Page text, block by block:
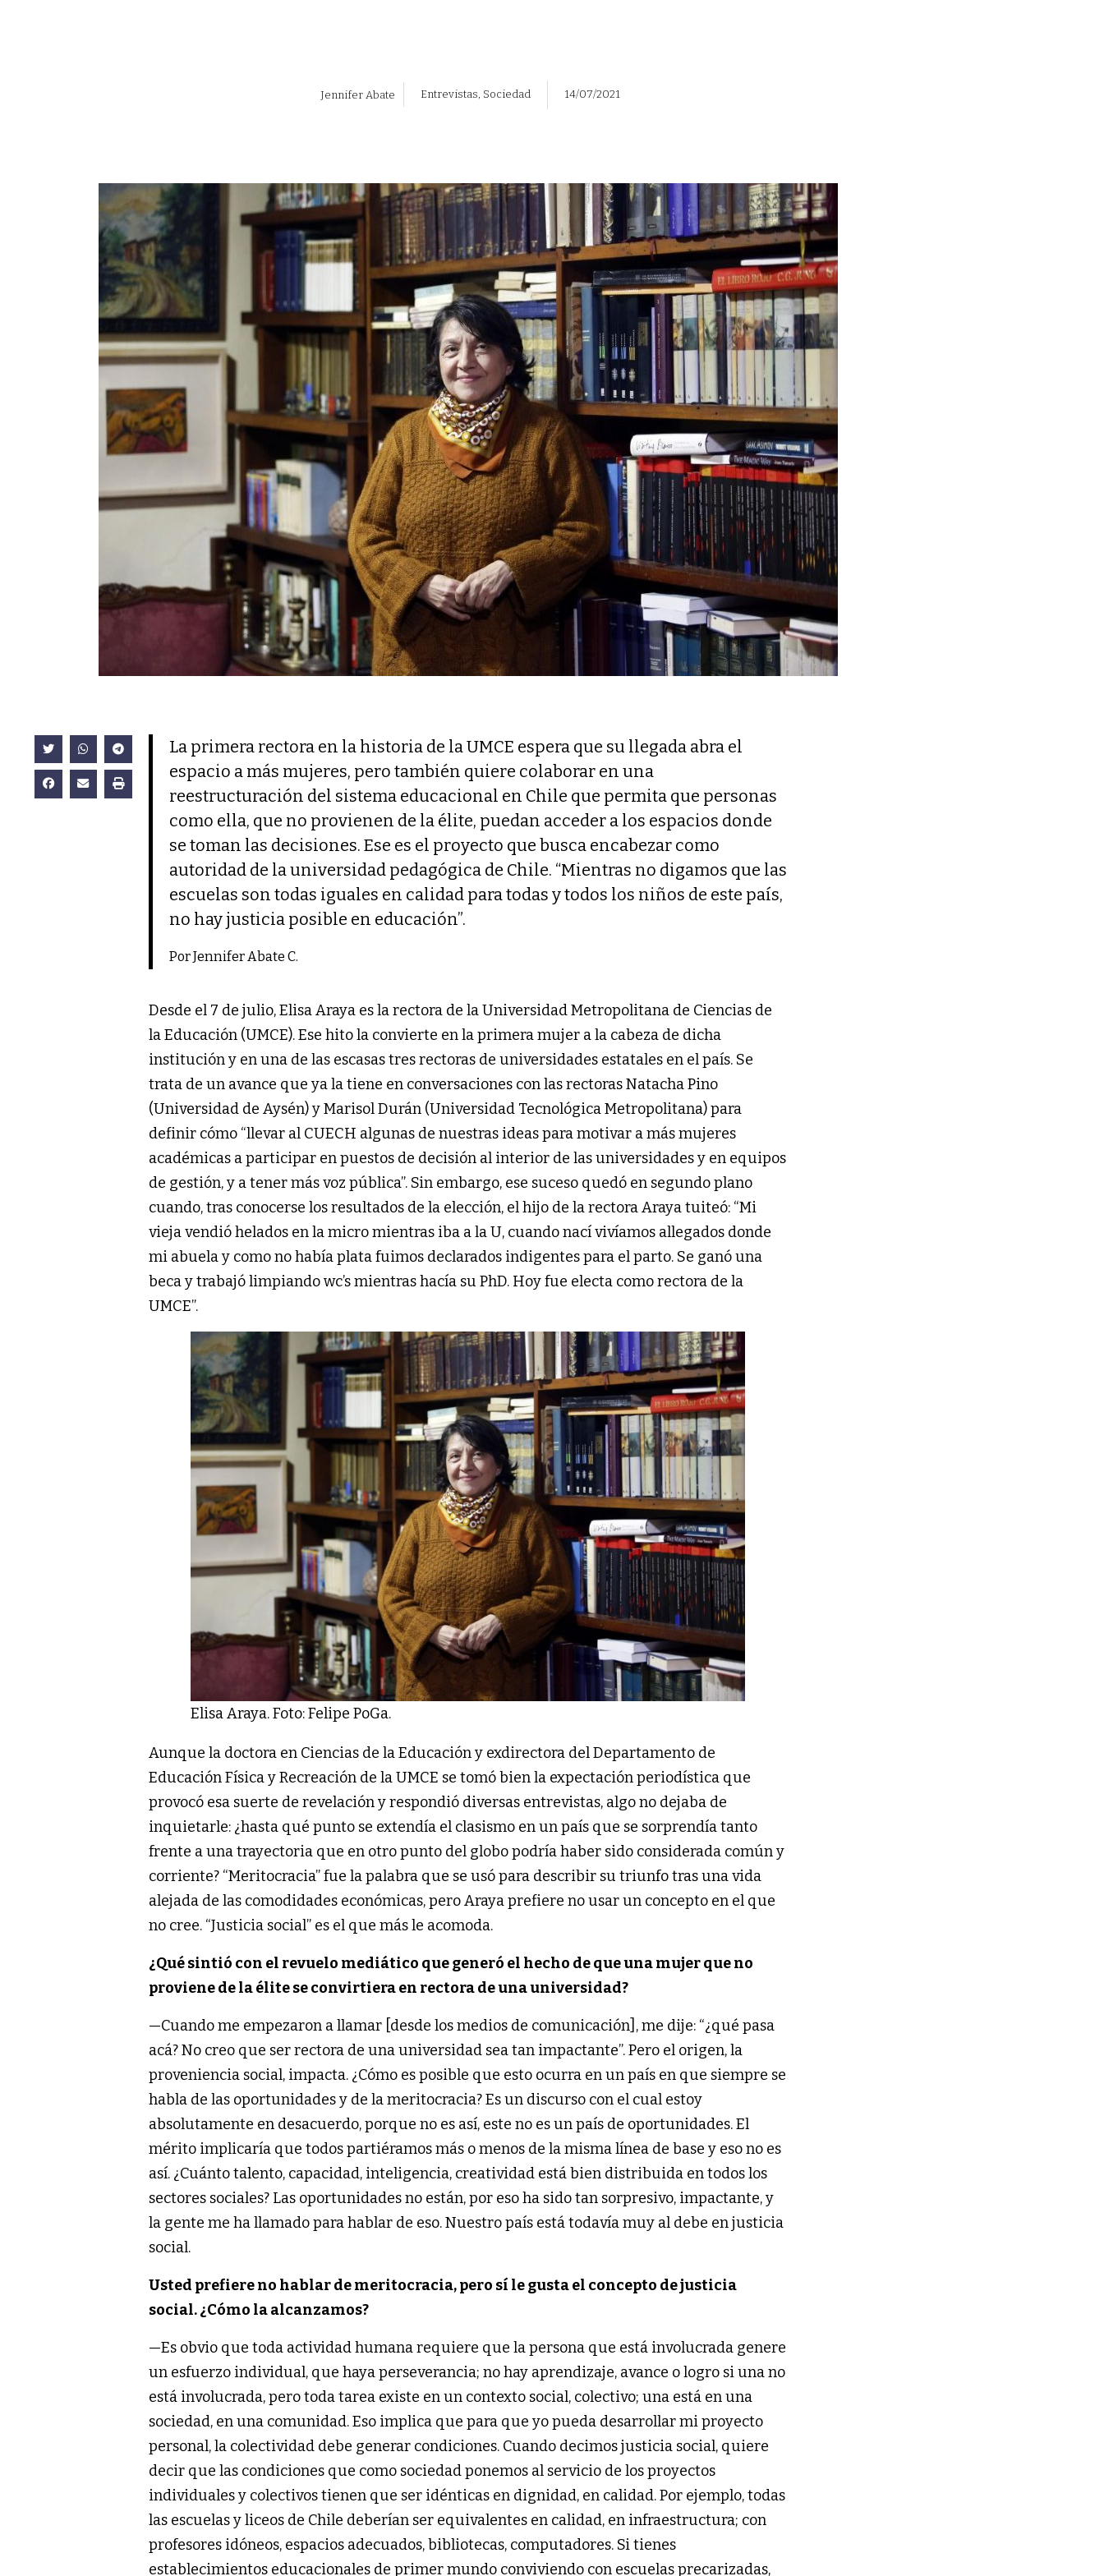
Jennifer Abate Entrevistas, Sociedad 14/07/2021
La primera rectora en la historia de la UMCE espera que su llegada abra el
espacio a más mujeres, pero también quiere colaborar en una
reestructuración del sistema educacional en Chile que permita que personas
como ella, que no provienen de la élite, puedan acceder a los espacios donde
se toman las decisiones. Ese es el proyecto que busca encabezar como
autoridad de la universidad pedagógica de Chile. “Mientras no digamos que las
escuelas son todas iguales en calidad para todas y todos los niños de este país,
no hay justicia posible en educación”.
Por Jennifer Abate C.
Desde el 7 de julio, Elisa Araya es la rectora de la Universidad Metropolitana de Ciencias de
la Educación (UMCE). Ese hito la convierte en la primera mujer a la cabeza de dicha
institución y en una de las escasas tres rectoras de universidades estatales en el país. Se
trata de un avance que ya la tiene en conversaciones con las rectoras Natacha Pino
(Universidad de Aysén) y Marisol Durán (Universidad Tecnológica Metropolitana) para
definir cómo “llevar al CUECH algunas de nuestras ideas para motivar a más mujeres
académicas a participar en puestos de decisión al interior de las universidades y en equipos
de gestión, y a tener más voz pública”. Sin embargo, ese suceso quedó en segundo plano
cuando, tras conocerse los resultados de la elección, el hijo de la rectora Araya tuiteó: “Mi
vieja vendió helados en la micro mientras iba a la U, cuando nací vivíamos allegados donde
mi abuela y como no había plata fuimos declarados indigentes para el parto. Se ganó una
beca y trabajó limpiando wc’s mientras hacía su PhD. Hoy fue electa como rectora de la
UMCE”.
Elisa Araya. Foto: Felipe PoGa.
Aunque la doctora en Ciencias de la Educación y exdirectora del Departamento de
Educación Física y Recreación de la UMCE se tomó bien la expectación periodística que
provocó esa suerte de revelación y respondió diversas entrevistas, algo no dejaba de
inquietarle: ¿hasta qué punto se extendía el clasismo en un país que se sorprendía tanto
frente a una trayectoria que en otro punto del globo podría haber sido considerada común y
corriente? “Meritocracia” fue la palabra que se usó para describir su triunfo tras una vida
alejada de las comodidades económicas, pero Araya prefiere no usar un concepto en el que
no cree. “Justicia social” es el que más le acomoda.
¿Qué sintió con el revuelo mediático que generó el hecho de que una mujer que no
proviene de la élite se convirtiera en rectora de una universidad?
—Cuando me empezaron a llamar [desde los medios de comunicación], me dije: “¿qué pasa
acá? No creo que ser rectora de una universidad sea tan impactante”. Pero el origen, la
proveniencia social, impacta. ¿Cómo es posible que esto ocurra en un país en que siempre se
habla de las oportunidades y de la meritocracia? Es un discurso con el cual estoy
absolutamente en desacuerdo, porque no es así, este no es un país de oportunidades. El
mérito implicaría que todos partiéramos más o menos de la misma línea de base y eso no es
así. ¿Cuánto talento, capacidad, inteligencia, creatividad está bien distribuida en todos los
sectores sociales? Las oportunidades no están, por eso ha sido tan sorpresivo, impactante, y
la gente me ha llamado para hablar de eso. Nuestro país está todavía muy al debe en justicia
social.
Usted prefiere no hablar de meritocracia, pero sí le gusta el concepto de justicia
social. ¿Cómo la alcanzamos?
—Es obvio que toda actividad humana requiere que la persona que está involucrada genere
un esfuerzo individual, que haya perseverancia; no hay aprendizaje, avance o logro si una no
está involucrada, pero toda tarea existe en un contexto social, colectivo; una está en una
sociedad, en una comunidad. Eso implica que para que yo pueda desarrollar mi proyecto
personal, la colectividad debe generar condiciones. Cuando decimos justicia social, quiere
decir que las condiciones que como sociedad ponemos al servicio de los proyectos
individuales y colectivos tienen que ser idénticas en dignidad, en calidad. Por ejemplo, todas
las escuelas y liceos de Chile deberían ser equivalentes en calidad, en infraestructura; con
profesores idóneos, espacios adecuados, bibliotecas, computadores. Si tienes
establecimientos educacionales de primer mundo conviviendo con escuelas precarizadas,